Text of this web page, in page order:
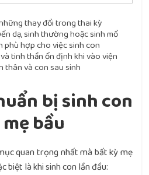
thay đổi trong thai kỳ
dạ, sinh thường hoặc sinh mổ
phù hợp cho việc sinh con
tinh thần ổn định khi vào viện
thân và con sau sinh
bị sinh con
bầu
quan trọng nhất mà bất kỳ mẹ
biệt là khi sinh con lần đầu: